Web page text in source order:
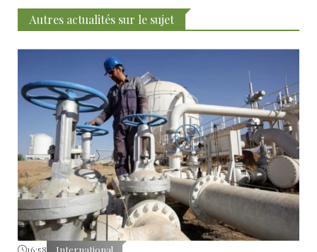
Autres actualités sur le sujet
16:58 International